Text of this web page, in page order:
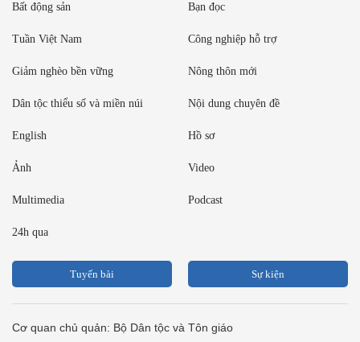
Bất động sản Bạn đọc
Tuần Việt Nam Công nghiệp hỗ trợ
Giảm nghèo bền vững Nông thôn mới
Dân tộc thiểu số và miền núi Nội dung chuyên đề
English Hồ sơ
Ảnh Video
Multimedia Podcast
24h qua
Tuyến bài Sự kiện
Cơ quan chủ quản: Bộ Dân tộc và Tôn giáo